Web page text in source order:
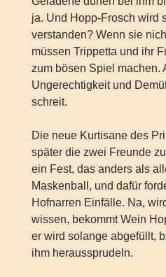
ja. Und Hopp-Frosch wird
verstanden? Wenn sie
müssen Trippetta und ihr
zum bösen Spiel machen.
Ungerechtigkeit und
schreit.
Die neue Kurtisane des
später die zwei Freunde
ein Fest, das anders als
Maskenball, und dafür
Hofnarren Einfälle. Na,
wissen, bekommt Wein
er wird solange abgefüllt,
ihm heraussprudeln.